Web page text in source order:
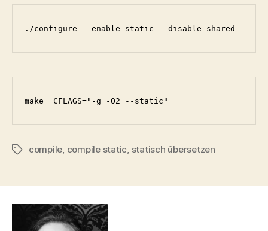
./configure --enable-static --disable-shared
make  CFLAGS="-g -O2 --static"
Schlagwörter
compile compile static statisch übersetzen